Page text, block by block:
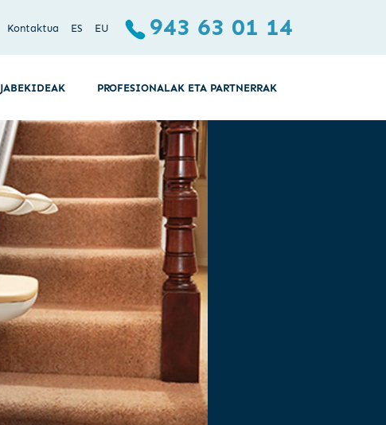
Kontaktua ES EU 943 63 01 14
JABEKIDEAK PROFESIONALAK ETA PARTNERRAK